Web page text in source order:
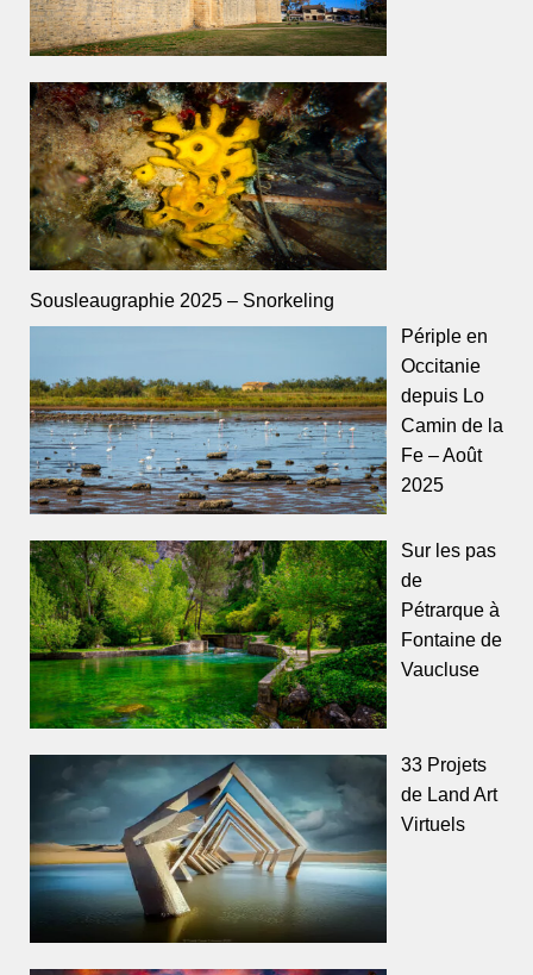
Sousleaugraphie 2025 – Snorkeling
Périple en
Occitanie
depuis Lo
Camin de la
Fe – Août
2025
Sur les pas
de
Pétrarque à
Fontaine de
Vaucluse
33 Projets
de Land Art
Virtuels